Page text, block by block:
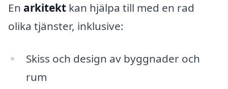
En arkitekt kan hjälpa till med en rad
olika tjänster, inklusive:
Skiss och design av byggnader och
rum